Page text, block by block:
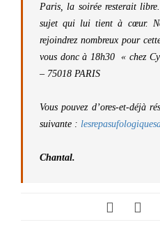
Paris, la soirée resterait
sujet qui lui tient à cœur.
rejoindrez nombreux pour
vous donc à 18h30 « chez
– 75018 PARIS
Vous pouvez d’ores-et-déjà
suivante :
Chantal.